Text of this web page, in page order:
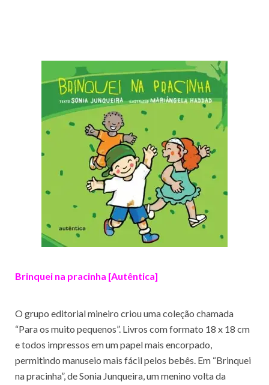
Brinquei na pracinha [Autêntica]
O grupo editorial mineiro criou uma coleção chamada
“Para os muito pequenos”. Livros com formato 18 x 18 cm
e todos impressos em um papel mais encorpado,
permitindo manuseio mais fácil pelos bebês. Em “Brinquei
na pracinha”, de Sonia Junqueira, um menino volta da